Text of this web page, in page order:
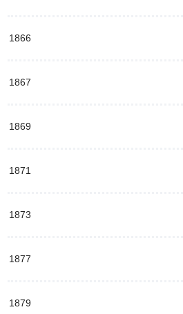
1866
1867
1869
1871
1873
1877
1879